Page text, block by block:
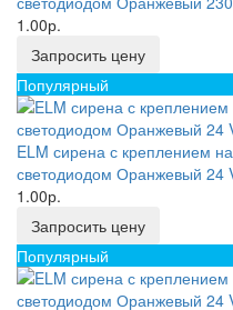
1.00р.
Запросить цену
Популярный
ELM сирена с креплением
светодиодом Оранжевый 24
1.00р.
Запросить цену
Популярный